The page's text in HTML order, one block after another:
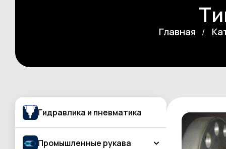
Главная
Гидравлика и пневматика
Промышленные рукава